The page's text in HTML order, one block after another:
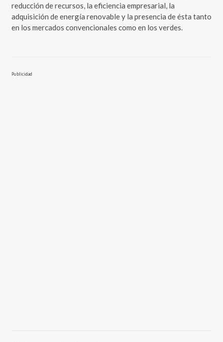
reducción de recursos, la eficiencia empresarial, la
adquisición de energía renovable y la presencia de ésta tanto
en los mercados convencionales como en los verdes.
Publicidad